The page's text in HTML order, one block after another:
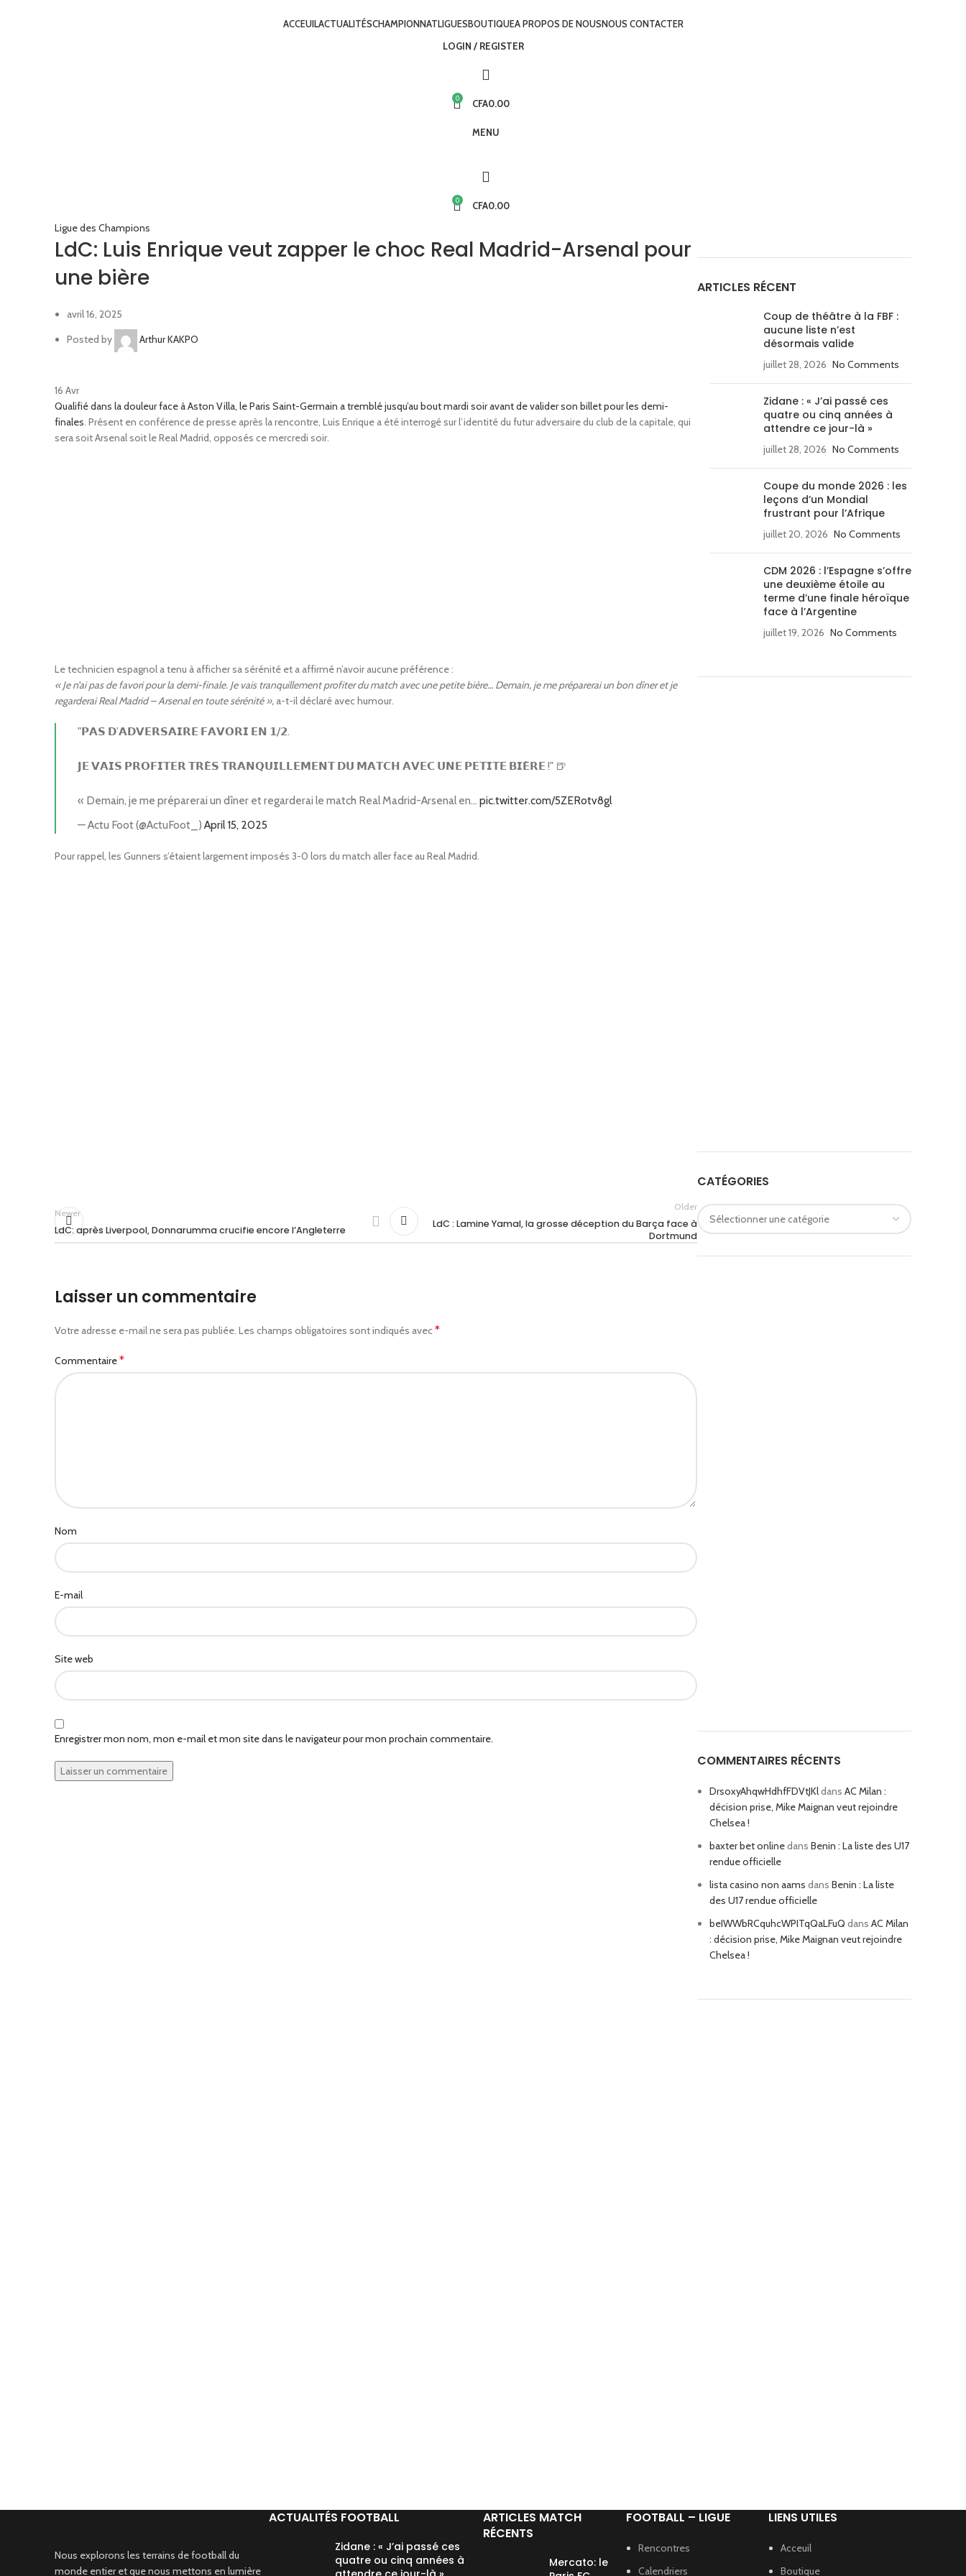
ACCEUILACTUALITÉSCHAMPIONNATLIGUESBOUTIQUEA PROPOS DE NOUSNOUS CONTACTER
LOGIN / REGISTER
0 CFA0.00
MENU
0 CFA0.00
Ligue des Champions
LdC: Luis Enrique veut zapper le choc Real Madrid-Arsenal pour
une bière
avril 16, 2025
Posted by
Arthur KAKPO
16 Avr
Qualifié dans la douleur face à Aston Villa, le Paris Saint-Germain a tremblé jusqu’au bout mardi soir avant de valider son billet pour les demi-
finales. Présent en conférence de presse après la rencontre, Luis Enrique a été interrogé sur l’identité du futur adversaire du club de la capitale, qui
sera soit Arsenal soit le Real Madrid, opposés ce mercredi soir.
Le technicien espagnol a tenu à afficher sa sérénité et a affirmé n’avoir aucune préférence :
« Je n’ai pas de favori pour la demi-finale. Je vais tranquillement profiter du match avec une petite bière… Demain, je me préparerai un bon dîner et je
regarderai Real Madrid – Arsenal en toute sérénité », a-t-il déclaré avec humour.
"𝗣𝗔𝗦 𝗗’𝗔𝗗𝗩𝗘𝗥𝗦𝗔𝗜𝗥𝗘 𝗙𝗔𝗩𝗢𝗥𝗜 𝗘𝗡 𝟭/𝟮.
𝗝𝗘 𝗩𝗔𝗜𝗦 𝗣𝗥𝗢𝗙𝗜𝗧𝗘𝗥 𝗧𝗥𝗘̀𝗦 𝗧𝗥𝗔𝗡𝗤𝗨𝗜𝗟𝗟𝗘𝗠𝗘𝗡𝗧 𝗗𝗨 𝗠𝗔𝗧𝗖𝗛 𝗔𝗩𝗘𝗖 𝗨𝗡𝗘 𝗣𝗘𝗧𝗜𝗧𝗘 𝗕𝗜𝗘̀𝗥𝗘 !" 🍺
« Demain, je me préparerai un dîner et regarderai le match Real Madrid-Arsenal en… pic.twitter.com/5ZERotv8gl
— Actu Foot (@ActuFoot_)April 15, 2025
Pour rappel, les Gunners s’étaient largement imposés 3-0 lors du match aller face au Real Madrid.
Newer
LdC: après Liverpool, Donnarumma crucifie encore l’Angleterre
Older
LdC : Lamine Yamal, la grosse déception du Barça face à
Dortmund
Laisser un commentaire
Votre adresse e-mail ne sera pas publiée. Les champs obligatoires sont indiqués avec *
Commentaire*
Nom
E-mail
Site web
Enregistrer mon nom, mon e-mail et mon site dans le navigateur pour mon prochain commentaire.
ARTICLES RÉCENT
Coup de théâtre à la FBF :
aucune liste n’est
désormais valide
juillet 28, 2026 No Comments
Zidane : « J’ai passé ces
quatre ou cinq années à
attendre ce jour-là »
juillet 28, 2026 No Comments
Coupe du monde 2026 : les
leçons d’un Mondial
frustrant pour l’Afrique
juillet 20, 2026 No Comments
CDM 2026 : l’Espagne s’offre
une deuxième étoile au
terme d’une finale héroïque
face à l’Argentine
juillet 19, 2026 No Comments
CATÉGORIES
COMMENTAIRES RÉCENTS
DrsoxyAhqwHdhfFDVtJKldans AC Milan :
décision prise, Mike Maignan veut rejoindre
Chelsea !
baxter bet onlinedans Benin : La liste des U17
rendue officielle
lista casino non aams dans Benin : La liste
des U17 rendue officielle
beIWWbRCquhcWPITqQaLFuQ dans AC Milan
: décision prise, Mike Maignan veut rejoindre
Chelsea !
Nous explorons les terrains de football du
monde entier et que nous mettons en lumière
ACTUALITÉS FOOTBALL
Zidane : « J’ai passé ces
quatre ou cinq années à
ARTICLES MATCH
RÉCENTS
Mercato: le
FOOTBALL – LIGUE
Rencontres
Calendriers
LIENS UTILES
Acceuil
Boutique